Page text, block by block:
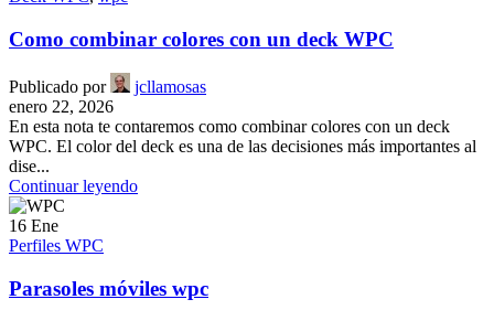
Como combinar colores con un deck WPC
Publicado por
jcllamosas
enero 22, 2026
En esta nota te contaremos como combinar colores con un deck
WPC. El color del deck es una de las decisiones más importantes al
dise...
Continuar leyendo
16 Ene
Perfiles WPC
Parasoles móviles wpc